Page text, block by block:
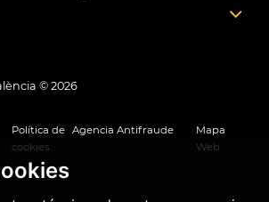
© 2026
Política de
cookies
Agencia Antifraude
Mapa
Web